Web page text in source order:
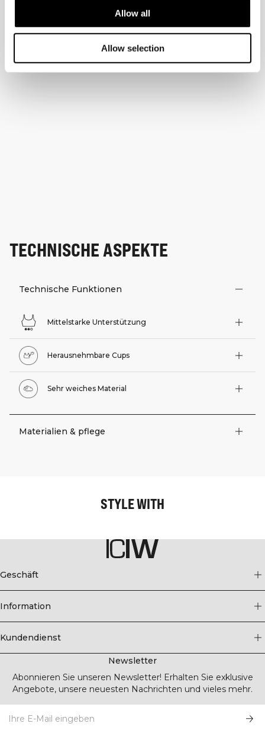
Allow all
Allow selection
TECHNISCHE ASPEKTE
Technische Funktionen
Mittelstarke Unterstützung
Herausnehmbare Cups
Sehr weiches Material
Materialien & pflege
STYLE WITH
Geschäft
Information
Kundendienst
Newsletter
Abonnieren Sie unseren Newsletter! Erhalten Sie exklusive
Angebote, unsere neuesten Nachrichten und vieles mehr.